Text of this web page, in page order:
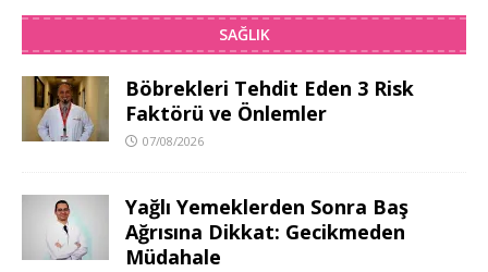
SAĞLIK
Böbrekleri Tehdit Eden 3 Risk
Faktörü ve Önlemler
07/08/2026
Yağlı Yemeklerden Sonra Baş
Ağrısına Dikkat: Gecikmeden
Müdahale